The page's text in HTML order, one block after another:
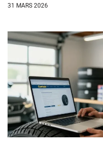
31 MARS 2026